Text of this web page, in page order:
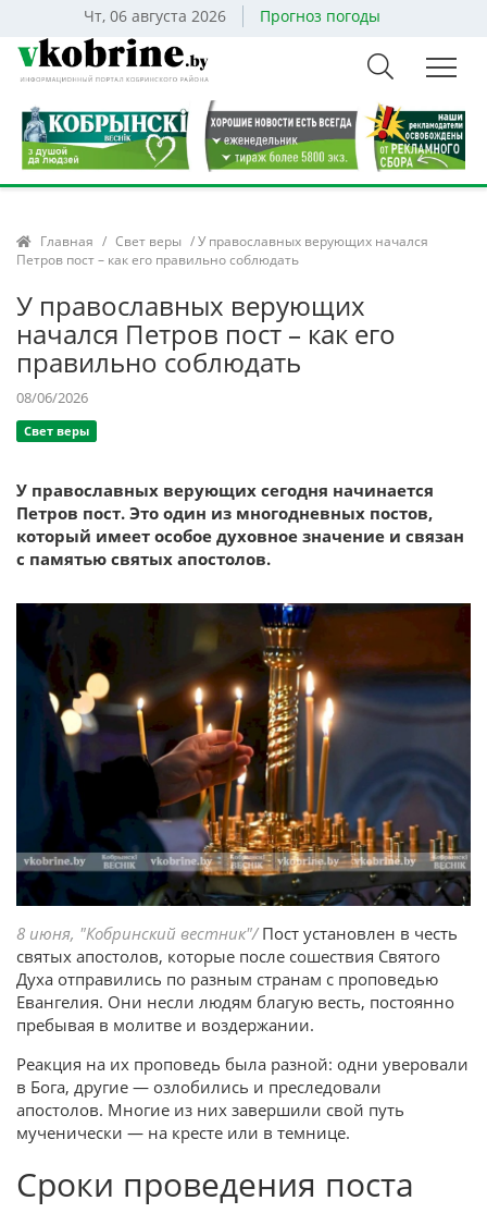
Чт, 06 августа 2026 Прогноз погоды
Главная / Свет веры / У православных верующих начался
Петров пост – как его правильно соблюдать
У православных верующих
начался Петров пост – как его
правильно соблюдать
08/06/2026
Свет веры
У православных верующих сегодня начинается
Петров пост. Это один из многодневных постов,
который имеет особое духовное значение и связан
с памятью святых апостолов.
8 июня, "Кобринский вестник"/Пост установлен в честь
святых апостолов, которые после сошествия Святого
Духа отправились по разным странам с проповедью
Евангелия. Они несли людям благую весть, постоянно
пребывая в молитве и воздержании.
Реакция на их проповедь была разной: одни уверовали
в Бога, другие — озлобились и преследовали
апостолов. Многие из них завершили свой путь
мученически — на кресте или в темнице.
Сроки проведения поста